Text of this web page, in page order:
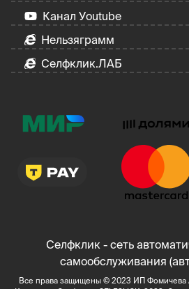
Канал Уoutube
Нельзяграмм
Селфклик.ЛАБ
Селфклик - сеть
самообслуживания
Все права защищены © 2023 ИП